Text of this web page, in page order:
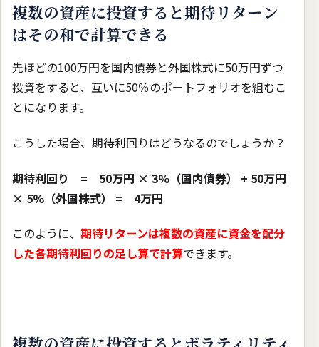
複数の資産に投資すると期待リターン
はその和で計算できる
先ほどの100万円を国内債券と外国株式に50万円ずつ
投資をすると、互いに50％のポートフォリオを組むこ
とになります。
こうした場合、期待利回りはどうなるのでしょうか？
期待利回り = 50万円 × 3%（国内債券） + 50万円
× 5%（外国株式） = 4万円
このように、 期待リターンは複数の資産に資金を配分
した各期待利回りの足し算で計算できます。